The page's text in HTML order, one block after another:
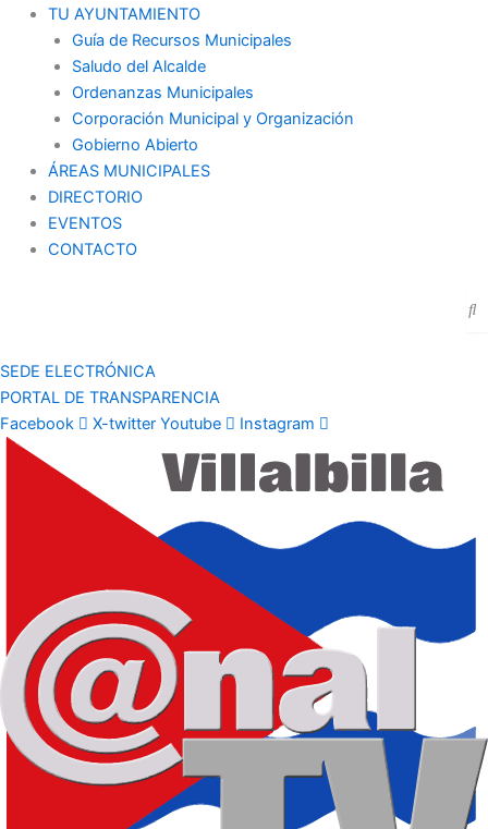
TU AYUNTAMIENTO
Guía de Recursos Municipales
Saludo del Alcalde
Ordenanzas Municipales
Corporación Municipal y Organización
Gobierno Abierto
ÁREAS MUNICIPALES
DIRECTORIO
EVENTOS
CONTACTO
SEDE ELECTRÓNICA
PORTAL DE TRANSPARENCIA
Facebook
X-twitter Youtube Instagram